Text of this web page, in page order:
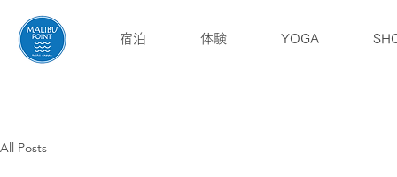
宿泊 体験 YOGA
All Posts